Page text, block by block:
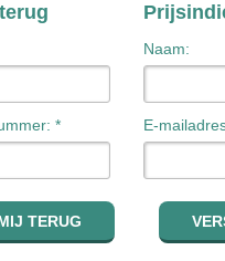
*
Naam:
E-